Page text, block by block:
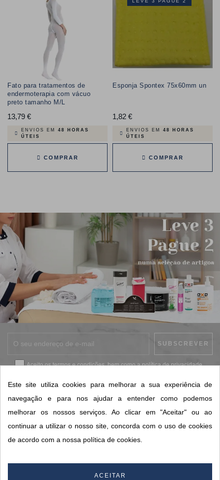
Fato para tratamentos de
endermoterapia com vácuo
preto tamanho M/L
13,79 €Preço
ENVIOS EM 48 HORAS
ÚTEIS
COMPRAR
Esponja Spontex 75x60mm un
1,82 €Preço
ENVIOS EM 48 HORAS
ÚTEIS
COMPRAR
Aceito ostermos e condições, bem como apolítica de privacidade.
CONTACTOS SORISA
Este site utiliza cookies para melhorar a sua experiência de
navegação e para nos ajudar a entender como podemos
melhorar os nossos serviços. Ao clicar em "Aceitar" ou ao
continuar a utilizar o nosso site, concorda com o uso de cookies
de acordo com a nossa política de cookies.
ACEITAR